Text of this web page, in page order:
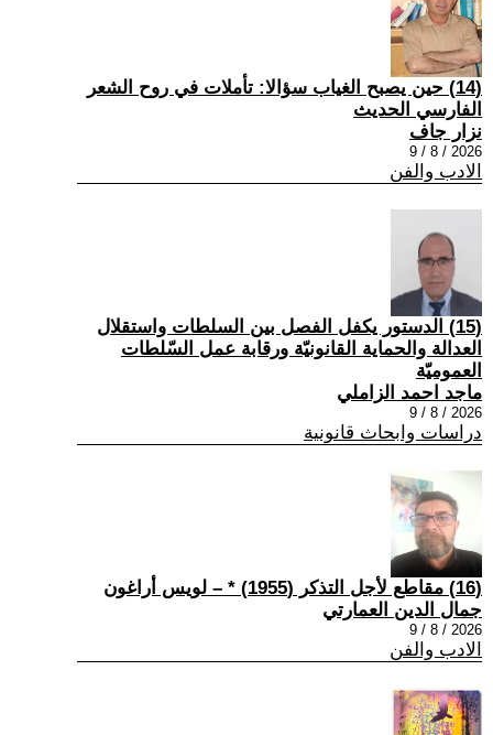
(14) حين يصبح الغياب سؤالا: تأملات في روح الشعر
الفارسي الحديث
نزار جاف
2026 / 8 / 9
الادب والفن
(15) الدستور يكفل الفصل بين السلطات واستقلال
العدالة والحماية القانونيّة ورقابة عمل السّلطات
العموميّة
ماجد احمد الزاملي
2026 / 8 / 9
دراسات وابحاث قانونية
(16) مقاطع لأجل التذكر (1955) * – لويس أراغون
جمال الدين العمارتي
2026 / 8 / 9
الادب والفن